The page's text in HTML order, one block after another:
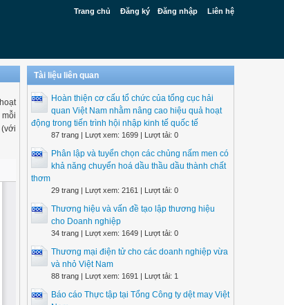
Trang chủ Đăng ký Đăng nhập Liên hệ
Tài liệu liên quan
Hoàn thiện cơ cấu tổ chức của tổng cục hải
quan Việt Nam nhằm nâng cao hiệu quả hoạt
động trong tiến trình hội nhập kinh tế quốc tế
87 trang | Lượt xem: 1699 | Lượt tải: 0
Phân lập và tuyển chọn các chủng nấm men có
khả năng chuyển hoá dầu thầu dầu thành chất
thơm
29 trang | Lượt xem: 2161 | Lượt tải: 0
Thương hiệu và vấn đề tạo lập thương hiệu
cho Doanh nghiệp
34 trang | Lượt xem: 1649 | Lượt tải: 0
Thương mại điện tử cho các doanh nghiệp vừa
và nhỏ Việt Nam
88 trang | Lượt xem: 1691 | Lượt tải: 1
Báo cáo Thực tập tại Tổng Công ty dệt may Việt